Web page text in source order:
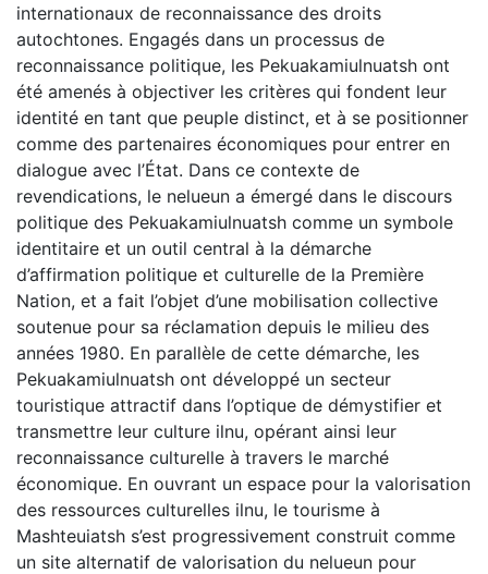
internationaux de reconnaissance des droits
autochtones. Engagés dans un processus de
reconnaissance politique, les Pekuakamiulnuatsh ont
été amenés à objectiver les critères qui fondent leur
identité en tant que peuple distinct, et à se positionner
comme des partenaires économiques pour entrer en
dialogue avec l’État. Dans ce contexte de
revendications, le nelueun a émergé dans le discours
politique des Pekuakamiulnuatsh comme un symbole
identitaire et un outil central à la démarche
d’affirmation politique et culturelle de la Première
Nation, et a fait l’objet d’une mobilisation collective
soutenue pour sa réclamation depuis le milieu des
années 1980. En parallèle de cette démarche, les
Pekuakamiulnuatsh ont développé un secteur
touristique attractif dans l’optique de démystifier et
transmettre leur culture ilnu, opérant ainsi leur
reconnaissance culturelle à travers le marché
économique. En ouvrant un espace pour la valorisation
des ressources culturelles ilnu, le tourisme à
Mashteuiatsh s’est progressivement construit comme
un site alternatif de valorisation du nelueun pour